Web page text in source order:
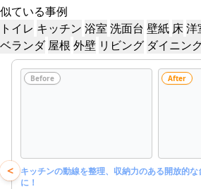
似ている事例
トイレ キッチン 浴室 洗面台 壁紙 床洋
ベランダ 屋根 外壁 リビング ダイニン
<
Before After
キッチンの動線を整理、収納力のある開放的な
に！